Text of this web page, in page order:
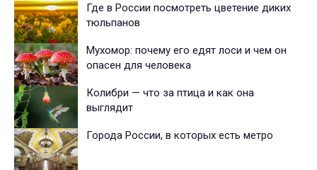
Где в России посмотреть цветение диких
тюльпанов
Мухомор: почему его едят лоси и чем он
опасен для человека
Колибри — что за птица и как она
выглядит
Города России, в которых есть метро